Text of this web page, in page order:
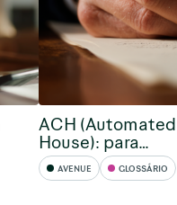
ACH
House): para…
AVENUE GLOSSÁRIO